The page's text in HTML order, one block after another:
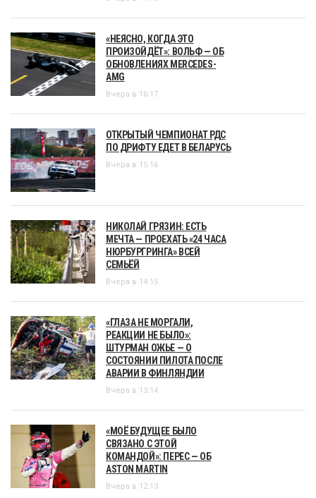
«НЕЯСНО, КОГДА ЭТО
ПРОИЗОЙДЁТ»: ВОЛЬФ — ОБ
ОБНОВЛЕНИЯХ MERCEDES-
AMG
Вчера в 16:17
ОТКРЫТЫЙ ЧЕМПИОНАТ РДС
ПО ДРИФТУ ЕДЕТ В БЕЛАРУСЬ
Вчера в 15:16
НИКОЛАЙ ГРЯЗИН: ЕСТЬ
МЕЧТА — ПРОЕХАТЬ «24 ЧАСА
НЮРБУРГРИНГА» ВСЕЙ
СЕМЬЁЙ
Вчера в 14:15
«ГЛАЗА НЕ МОРГАЛИ,
РЕАКЦИИ НЕ БЫЛО»:
ШТУРМАН ОЖЬЕ — О
СОСТОЯНИИ ПИЛОТА ПОСЛЕ
АВАРИИ В ФИНЛЯНДИИ
Вчера в 13:14
«МОЁ БУДУЩЕЕ БЫЛО
СВЯЗАНО С ЭТОЙ
КОМАНДОЙ»: ПЕРЕС — ОБ
ASTON MARTIN
Вчера в 12:13